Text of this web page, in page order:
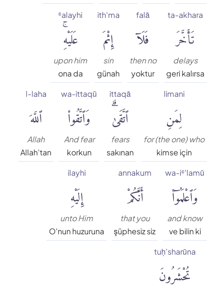
ta-akhara
تَأَخَّرَ
delays
geri kalırsa
falā
فَلَآ
then no
yoktur
ith'ma
إِثْمَ
sin
günah
ʿalayhi
عَلَيْهِۚ
upon him
ona da
limani
لِمَنِ
for (the one) who
kimse için
ittaqā
ٱتَّقَىٰۗ
fears
sakınan
wa-ittaqū
وَٱتَّقُوا۟
And fear
korkun
l-laha
ٱللَّهَ
Allah
Allah'tan
wa-iʿ'lamū
وَٱعْلَمُوٓا۟
and know
ve bilin ki
annakum
أَنَّكُمْ
that you
şüphesiz siz
ilayhi
إِلَيْهِ
unto Him
O'nun huzuruna
tuḥ'sharūna
تُحْشَرُونَ